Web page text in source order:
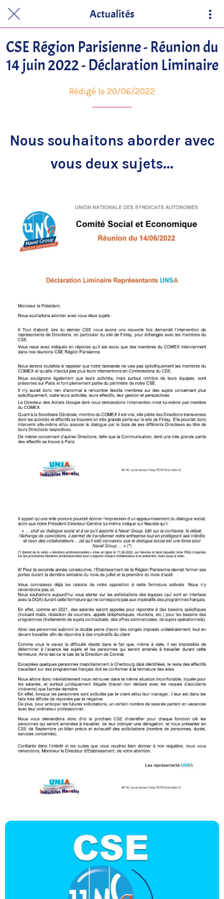
Actualités
CSE Région Parisienne - Réunion du
14 juin 2022 - Déclaration Liminaire
Rédigé le 20/06/2022
Nous souhaitons aborder avec
vous deux sujets...